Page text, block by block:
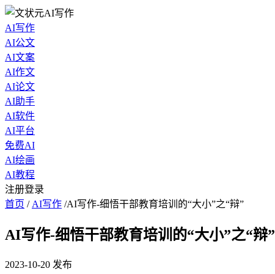
AI写作
AI公文
AI文案
AI作文
AI论文
AI助手
AI软件
AI平台
免费AI
AI绘画
AI教程
注册登录
首页 / AI写作 /AI写作-细悟干部教育培训的“大小”之“辩”
AI写作-细悟干部教育培训的“大小”之“辩”
2023-10-20 发布